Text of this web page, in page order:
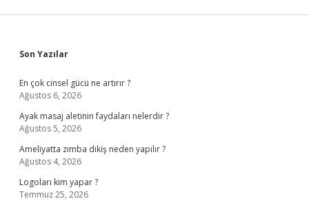
Sidebar
Son Yazılar
En çok cinsel gücü ne artırır ?
Ağustos 6, 2026
Ayak masaj aletinin faydaları nelerdir ?
Ağustos 5, 2026
Ameliyatta zımba dikiş neden yapılır ?
Ağustos 4, 2026
Logoları kim yapar ?
Temmuz 25, 2026